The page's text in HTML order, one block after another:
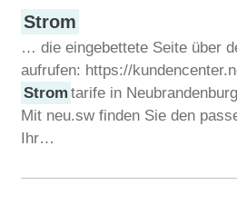
Strom
… die eingebettete Seite über
aufrufen: https://
Strom tarife in
Mit neu.sw finden Sie den
Ihr…